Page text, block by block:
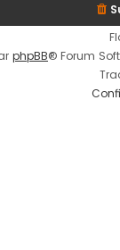
phpBB® Forum